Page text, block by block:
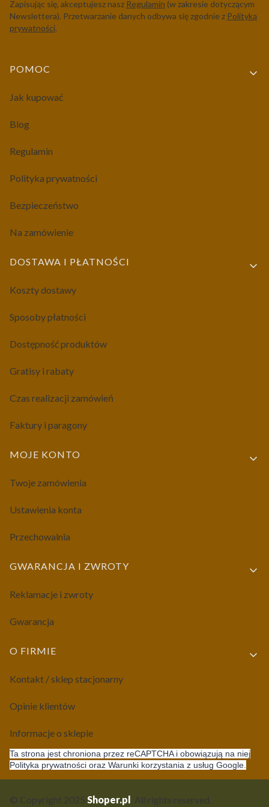
Zapisując się, akceptujesz nasz Regulamin (w zakresie dotyczącym
Newslettera). Przetwarzanie danych odbywa się zgodnie z Polityką
prywatności.
Linki w stopce
POMOC
Jak kupować
Blog
Regulamin
Polityka prywatności
Bezpieczeństwo
Na zamówienie
DOSTAWA I PŁATNOŚCI
Koszty dostawy
Sposoby płatności
Dostępność produktów
Gratisy i rabaty
Czas realizacji zamówień
Faktury i paragony
MOJE KONTO
Twoje zamówienia
Ustawienia konta
Przechowalnia
GWARANCJA I ZWROTY
Reklamacje i zwroty
Gwarancja
O FIRMIE
Kontakt / sklep stacjonarny
Opinie klientów
Informacje o sklepie
Ta strona jest chroniona przez reCAPTCHA i obowiązują na niej
Polityka prywatności oraz Warunki korzystania z usług Google.
Shoper.pl